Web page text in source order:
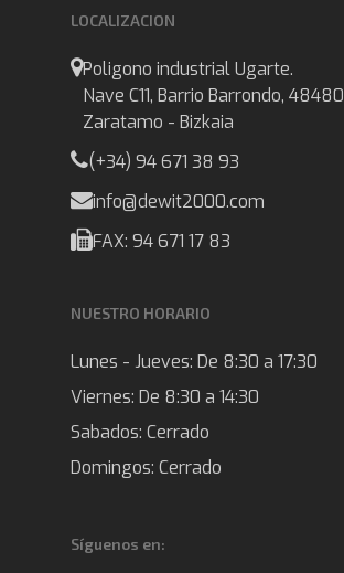
LOCALIZACION
Poligono industrial Ugarte.
Nave C11, Barrio Barrondo, 48480
Zaratamo - Bizkaia
(+34) 94 671 38 93
info@dewit2000.com
FAX: 94 671 17 83
NUESTRO HORARIO
Lunes - Jueves: De 8:30 a 17:30
Viernes: De 8:30 a 14:30
Sabados: Cerrado
Domingos: Cerrado
Síguenos en: